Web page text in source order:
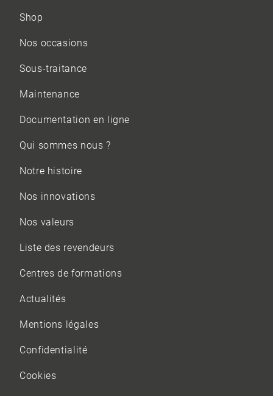
Shop
Nos occasions
Sous-traitance
Maintenance
Documentation en ligne
Qui sommes nous ?
Notre histoire
Nos innovations
Nos valeurs
Liste des revendeurs
Centres de formations
Actualités
Mentions légales
Confidentialité
Cookies